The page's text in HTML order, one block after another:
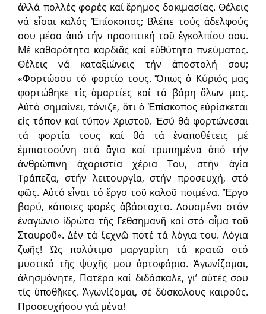
ἀλλά πολλές φορές καί ἔρημος δοκιμασίας. Θέλεις
νά εἶσαι καλός Ἐπίσκοπος; Βλέπε τούς ἀδελφούς
σου μέσα ἀπό τήν προοπτική τοῦ ἐγκολπίου σου.
Μέ καθαρότητα καρδιᾶς καί εὐθύτητα πνεύματος.
Θέλεις νά καταξιώνεις τήν ἀποστολή σου;
«Φορτώσου τό φορτίο τους. Ὅπως ὁ Κύριός μας
φορτώθηκε τίς ἁμαρτίες καί τά βάρη ὅλων μας.
Αὐτό σημαίνει, τόνιζε, ὅτι ὁ Ἐπίσκοπος εὑρίσκεται
εἰς τόπον καί τύπον Χριστοῦ. Ἐσύ θά φορτώνεσαι
τά φορτία τους καί θά τά ἐναποθέτεις μέ
ἐμπιστοσύνη στά ἅγια καί τρυπημένα ἀπό τήν
ἀνθρώπινη ἀχαριστία χέρια Του, στήν ἁγία
Τράπεζα, στήν λειτουργία, στήν προσευχή, στό
φῶς. Αὐτό εἶναι τό ἔργο τοῦ καλοῦ ποιμένα. Ἔργο
βαρύ, κάποιες φορές ἀβάσταχτο. Λουσμένο στόν
ἐναγώνιο ἱδρώτα τῆς Γεθσημανῆ καί στό αἷμα τοῦ
Σταυροῦ». Δέν τά ξεχνῶ ποτέ τά λόγια του. Λόγια
ζωῆς! Ὡς πολύτιμο μαργαρίτη τά κρατῶ στό
μυστικό τῆς ψυχῆς μου ἀρτοφόριο. Ἀγωνίζομαι,
ἀλησμόνητε, Πατέρα καί διδάσκαλε, γι’ αὐτές σου
τίς ὑποθῆκες. Ἀγωνίζομαι, σέ δύσκολους καιρούς.
Προσευχήσου γιά μένα!